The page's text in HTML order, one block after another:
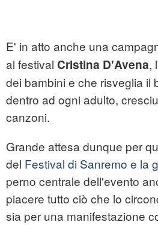
E' in atto anche una
al festival Cristina D'Avena,
dei bambini e che risveglia il
dentro ad ogni adulto,
canzoni.
Grande attesa dunque per
del Festival di Sanremo e la
perno centrale dell'evento
piacere tutto ciò che lo
sia per una manifestazione